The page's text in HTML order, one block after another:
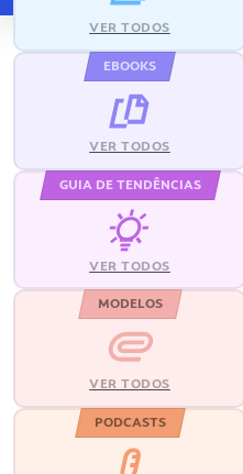
VER TODOS
EBOOKS
VER TODOS
GUIA DE TENDÊNCIAS
VER TODOS
MODELOS
VER TODOS
PODCASTS